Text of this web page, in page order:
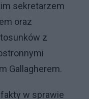
sekretarzem
oraz
z
Gallagherem.
w sprawie